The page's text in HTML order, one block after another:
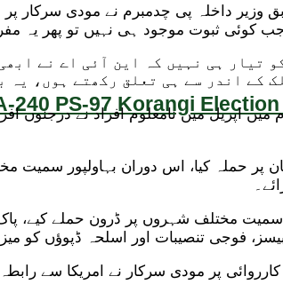
240 PS-97 Korangi
وزیر داخلہ پی چدمبرم نے مودی سرکار
ثبوت موجود ہی نہیں تو پھر یہ
تیار ہی نہیں کہ این آئی اے نے
کے اندر سے ہی تعلق رکھتے ہوں، یہ
اپریل میں نامعلوم افراد نے درجنوں
کی رات پاکستان پر حملہ کیا، اس دوران
فوجی تنصیبات اور اسلحہ ڈپوؤں کو
پر مودی سرکار نے امریکا سے